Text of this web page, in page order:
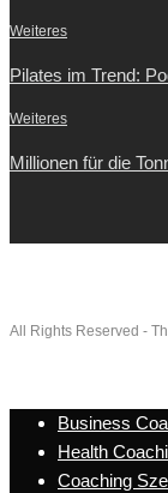
Weiteres
Pilates im Trend:
Weiteres
Millionen für die
All Rights Reserved -
Business
Health
Coaching